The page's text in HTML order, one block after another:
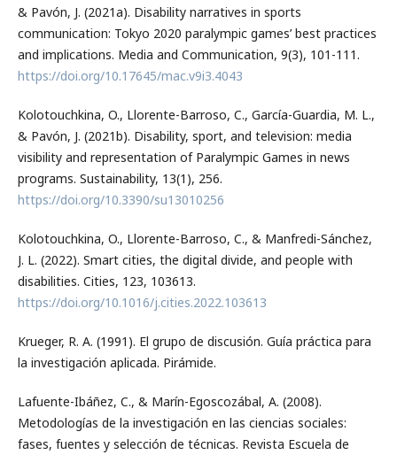
& Pavón, J. (2021a). Disability narratives in sports
communication: Tokyo 2020 paralympic games’ best practices
and implications. Media and Communication, 9(3), 101-111.
https://doi.org/10.17645/mac.v9i3.4043
Kolotouchkina, O., Llorente-Barroso, C., García-Guardia, M. L.,
& Pavón, J. (2021b). Disability, sport, and television: media
visibility and representation of Paralympic Games in news
programs. Sustainability, 13(1), 256.
https://doi.org/10.3390/su13010256
Kolotouchkina, O., Llorente-Barroso, C., & Manfredi-Sánchez,
J. L. (2022). Smart cities, the digital divide, and people with
disabilities. Cities, 123, 103613.
https://doi.org/10.1016/j.cities.2022.103613
Krueger, R. A. (1991). El grupo de discusión. Guía práctica para
la investigación aplicada. Pirámide.
Lafuente-Ibáñez, C., & Marín-Egoscozábal, A. (2008).
Metodologías de la investigación en las ciencias sociales:
fases, fuentes y selección de técnicas. Revista Escuela de